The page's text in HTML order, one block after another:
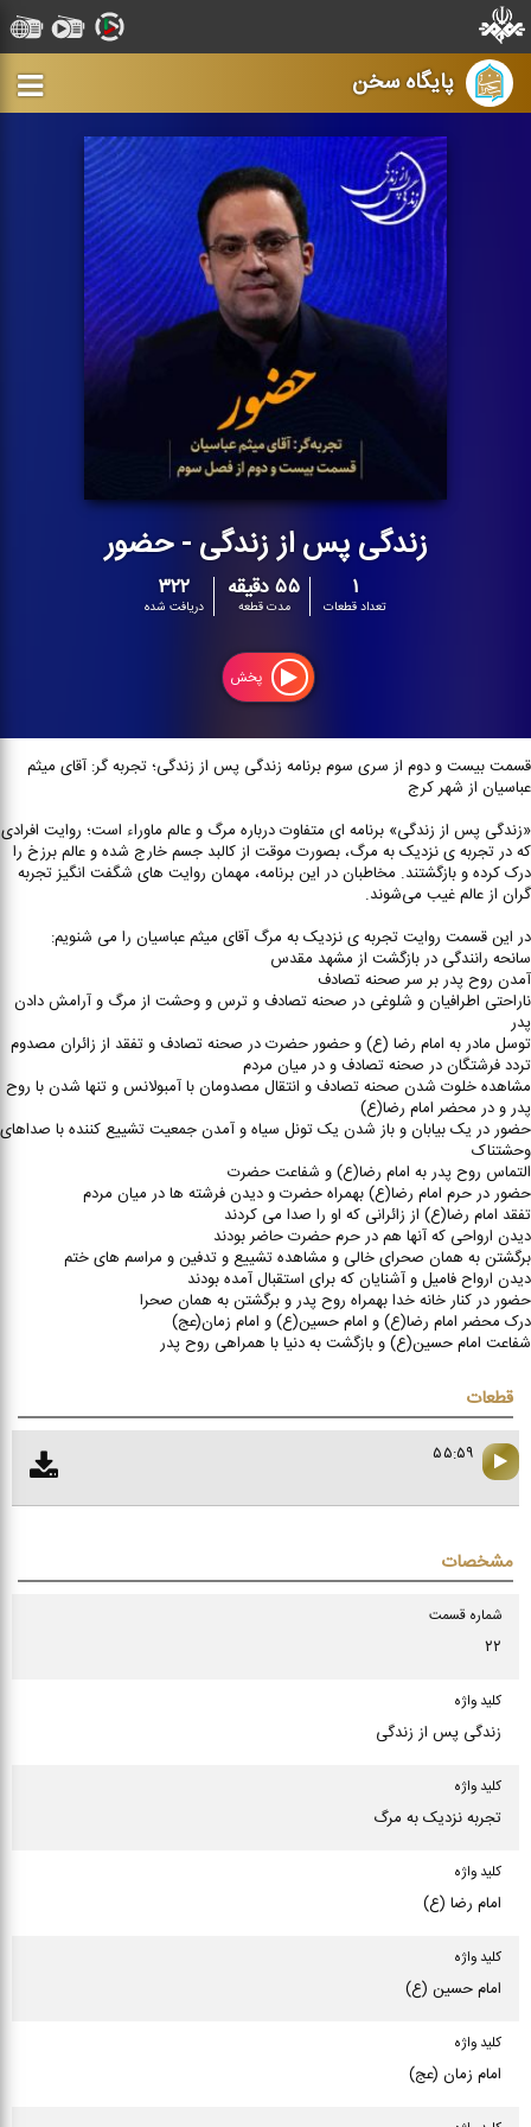
پایگاه سخن
زندگی پس از زندگی - حضور
۱
تعداد قطعات
۵۵ دقیقه
مدت قطعه
۳۲۲
دریافت شده
پخش
قسمت بیست و دوم از سری سوم برنامه زندگی پس از زندگی؛ تجربه گر: آقای میثم
عباسیان از شهر کرج
«زندگی پس از زندگی» برنامه ای متفاوت درباره مرگ و عالم ماوراء است؛ روایت افرادی
که در تجربه ی نزدیک به مرگ، بصورت موقت از کالبد جسم خارج شده و عالم برزخ را
درک کرده و بازگشتند. مخاطبان در این برنامه، مهمان روایت های شگفت انگیز تجربه
گران از عالم غیب می‌شوند.
در این قسمت روایت تجربه ی نزدیک به مرگ آقای میثم عباسیان را می شنویم:
سانحه رانندگی در بازگشت از مشهد مقدس
آمدن روح پدر بر سر صحنه تصادف
ناراحتی اطرافیان و شلوغی در صحنه تصادف و ترس و وحشت از مرگ و آرامش دادن
پدر
توسل مادر به امام رضا (ع) و حضور حضرت در صحنه تصادف و تفقد از زائران مصدوم
تردد فرشتگان در صحنه تصادف و در میان مردم
مشاهده خلوت شدن صحنه تصادف و انتقال مصدومان با آمبولانس و تنها شدن با روح
پدر و در محضر امام رضا(ع)
حضور در یک بیابان و باز شدن یک تونل سیاه و آمدن جمعیت تشییع کننده با صداهای
وحشتناک
التماس روح پدر به امام رضا(ع) و شفاعت حضرت
حضور در حرم امام رضا(ع) بهمراه حضرت و دیدن فرشته ها در میان مردم
تفقد امام رضا(ع) از زائرانی که او را صدا می کردند
دیدن ارواحی که آنها هم در حرم حضرت حاضر بودند
برگشتن به همان صحرای خالی و مشاهده تشییع و تدفین و مراسم های ختم
دیدن ارواح فامیل و آشنایان که برای استقبال آمده بودند
حضور در کنار خانه خدا بهمراه روح پدر و برگشتن به همان صحرا
درک محضر امام رضا(ع) و امام حسین(ع) و امام زمان(عج)
شفاعت امام حسین(ع) و بازگشت به دنیا با همراهی روح پدر
قطعات
۵۵:۵۹
مشخصات
شماره قسمت
۲۲
کلید واژه
زندگی پس از زندگی
کلید واژه
تجربه نزدیک به مرگ
کلید واژه
امام رضا (ع)
کلید واژه
امام حسین (ع)
کلید واژه
امام زمان (عج)